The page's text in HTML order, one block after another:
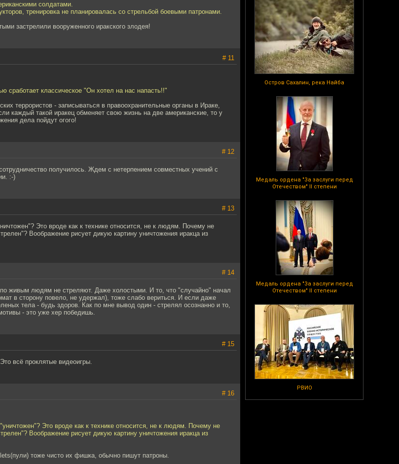
Остров Сахалин, река Найба
Медаль ордена "За заслуги перед
Отечеством" II степени
Медаль ордена "За заслуги перед
Отечеством" II степени
РВИО
солдатами.
тренировка не планировалась со стрельбой боевыми патронами.
застрелили вооруженного иракского злодея!
# 11
сработает классическое "Он хотел на нас напасть!!"
террористов - записываться в правоохранительные органы в Ираке,
каждый такой иракец обменяет свою жизнь на две американские, то у
дела пойдут огого!
# 12
получилось. Ждем с нетерпением совместных учений с
:-)
# 13
Это вроде как к технике относится, не к людям. Почему не
Воображение рисует дикую картину уничтожения иракца из
# 14
живым людям не стреляют. Даже холостыми. И то, что "случайно" начал
в сторону повело, не удержал), тоже слабо вериться. И если даже
тела - будь здоров. Как по мне вывод один - стрелял осознанно и то,
- это уже хер победишь.
# 15
всё проклятые видеоигры.
# 16
Это вроде как к технике относится, не к людям. Почему не
Воображение рисует дикую картину уничтожения иракца из
тоже чисто их фишка, обычно пишут патроны.